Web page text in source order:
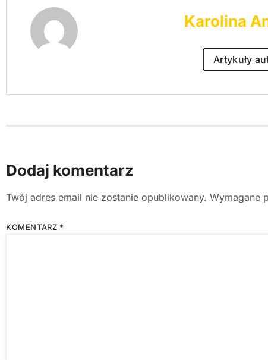
Karolina
Artykuły
Dodaj komentarz
Twój adres email nie zostanie opublikowany. Wymagane
KOMENTARZ *